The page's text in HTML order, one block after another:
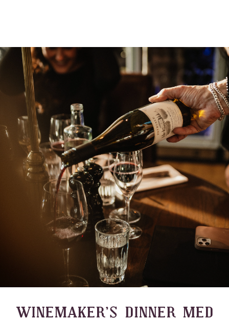
WINEMAKER’S DINNER MED